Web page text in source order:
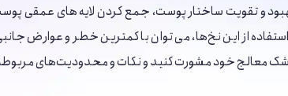
و تقویت ساختار پوست، جمع کردن لایه های عمقی
از این نخ‌ها، می ‌توان با کمترین خطر و عوارض
معالج خود مشورت کنید و نکات و محدودیت‌های مربوطه